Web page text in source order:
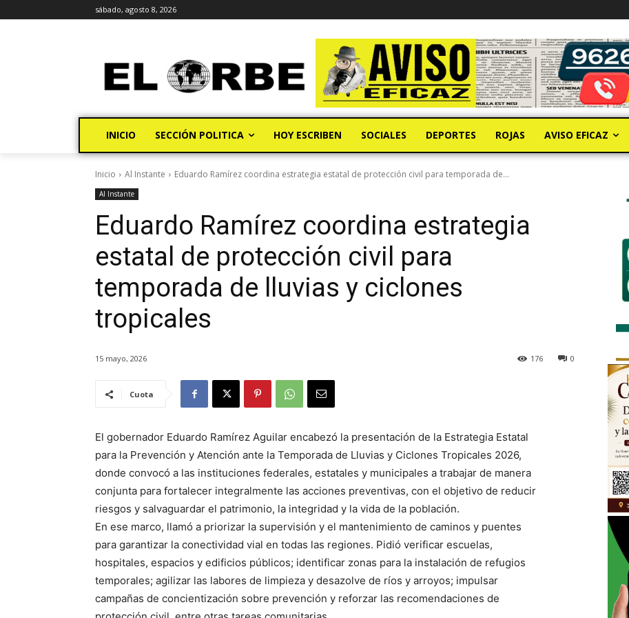
sábado, agosto 8, 2026
INICIO SECCIÓN POLITICA HOY ESCRIBEN SOCIALES DEPORTES ROJAS AVISO EFICAZ
Inicio Al Instante Eduardo Ramírez coordina estrategia estatal de protección civil para temporada de...
Al Instante
Eduardo Ramírez coordina estrategia
estatal de protección civil para
temporada de lluvias y ciclones
tropicales
15 mayo, 2026 0
176
Cuota
El gobernador Eduardo Ramírez Aguilar encabezó la presentación de la Estrategia Estatal
para la Prevención y Atención ante la Temporada de Lluvias y Ciclones Tropicales 2026,
donde convocó a las instituciones federales, estatales y municipales a trabajar de manera
conjunta para fortalecer integralmente las acciones preventivas, con el objetivo de reducir
riesgos y salvaguardar el patrimonio, la integridad y la vida de la población.
En ese marco, llamó a priorizar la supervisión y el mantenimiento de caminos y puentes
para garantizar la conectividad vial en todas las regiones. Pidió verificar escuelas,
hospitales, espacios y edificios públicos; identificar zonas para la instalación de refugios
temporales; agilizar las labores de limpieza y desazolve de ríos y arroyos; impulsar
campañas de concientización sobre prevención y reforzar las recomendaciones de